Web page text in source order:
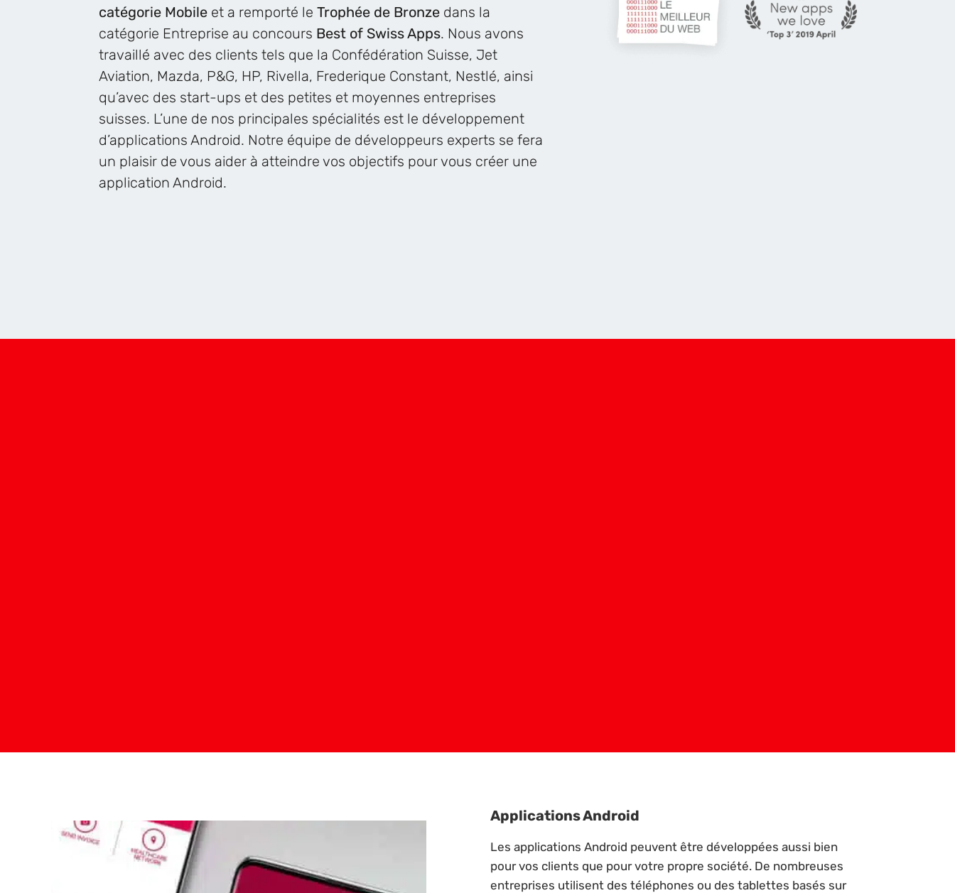
catégorie Mobileet a remporté le Trophée de Bronzedans la
catégorie Entreprise au concours Best of Swiss Apps. Nous avons
travaillé avec des clients tels que la Confédération Suisse, Jet
Aviation, Mazda, P&G, HP, Rivella, Frederique Constant, Nestlé, ainsi
qu’avec des start-ups et des petites et moyennes entreprises
suisses. L’une de nos principales spécialités est le développement
d’applications Android. Notre équipe de développeurs experts se fera
un plaisir de vous aider à atteindre vos objectifs pour vous créer une
application Android.
Applications Android
Les applications Android peuvent être développées aussi bien
pour vos clients que pour votre propre société. De nombreuses
entreprises utilisent des téléphones ou des tablettes basés sur